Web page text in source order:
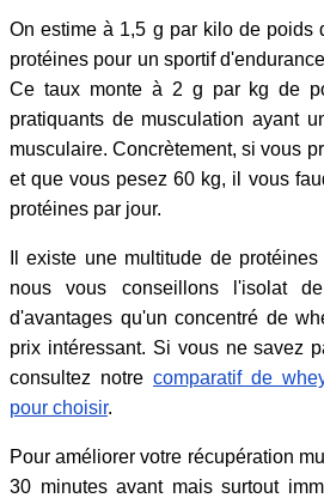
On estime à 1,5 g par kilo de poids
protéines pour un sportif
Ce taux monte à 2 g par kg de
pratiquants de musculation ayant
musculaire. Concrètement, si vous
et que vous pesez 60 kg, il vous
protéines par jour.
Il existe une multitude de
nous vous conseillons l'isolat
d'avantages qu'un concentré de
prix intéressant. Si vous ne savez
consultez notre comparatif de
pour choisir.
Pour améliorer votre récupération
30 minutes avant mais surtout